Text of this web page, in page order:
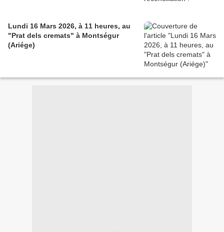
Lundi 16 Mars 2026, à 11 heures, au
"Prat dels cremats" à Montségur
(Ariége)